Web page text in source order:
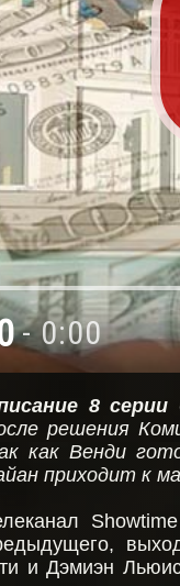
- 0:00
8
решения
как Венди
приходит к
и Дэмиэн